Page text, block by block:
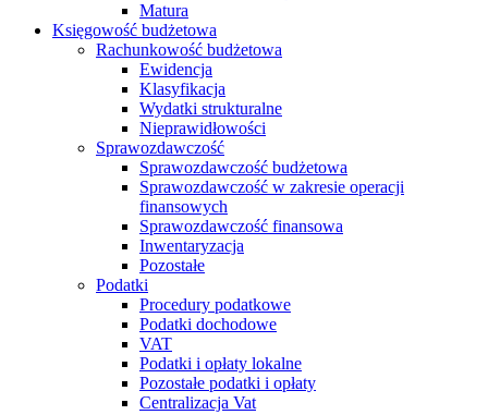
Matura
Księgowość budżetowa
Rachunkowość budżetowa
Ewidencja
Klasyfikacja
Wydatki strukturalne
Nieprawidłowości
Sprawozdawczość
Sprawozdawczość budżetowa
Sprawozdawczość w zakresie operacji
finansowych
Sprawozdawczość finansowa
Inwentaryzacja
Pozostałe
Podatki
Procedury podatkowe
Podatki dochodowe
VAT
Podatki i opłaty lokalne
Pozostałe podatki i opłaty
Centralizacja Vat